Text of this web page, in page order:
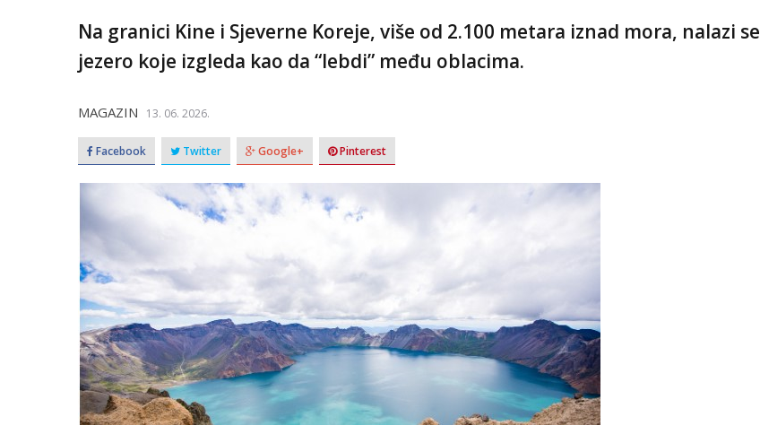
Na granici Kine i Sjeverne Koreje, više od 2.100 metara iznad mora, nalazi se
jezero koje izgleda kao da “lebdi” među oblacima.
MAGAZIN 13. 06. 2026.
Facebook Twitter Google+ Pinterest